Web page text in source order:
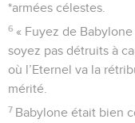
*armées célestes.
6 « Fuyez de
soyez pas détruits à
où l’Eternel va la
mérité.
7 Babylone était bien